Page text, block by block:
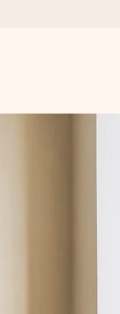
überreichen
in die wir